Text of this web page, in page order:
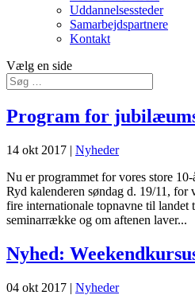
Uddannelsessteder
Samarbejdspartnere
Kontakt
Vælg en side
Program for
14 okt 2017 | Nyheder
Nu er programmet for vores store
Ryd kalenderen søndag d. 19/11, for
fire internationale topnavne til landet
seminarrække og om aftenen laver...
Nyhed:
04 okt 2017 | Nyheder